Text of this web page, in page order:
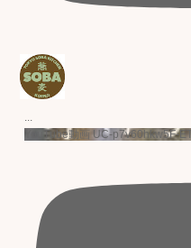
YouTube動画 UC-p7v60hkw5F-